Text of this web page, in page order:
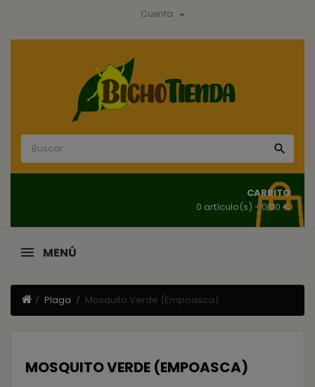
Cuenta 

CARRITO
0 artículo(s) - 0,00 €
MENÚ
Plaga Mosquito Verde (Empoasca)
MOSQUITO VERDE (EMPOASCA)